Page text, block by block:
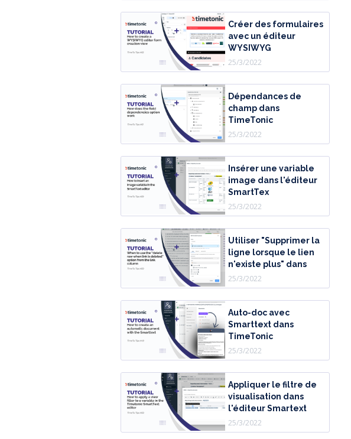
Créer des formulaires
avec un éditeur
WYSIWYG
25/3/2022
Dépendances de
champ dans
TimeTonic
25/3/2022
Insérer une variable
image dans l'éditeur
SmartTex
25/3/2022
Utiliser "Supprimer la
ligne lorsque le lien
n'existe plus" dans
25/3/2022
Auto-doc avec
Smarttext dans
TimeTonic
25/3/2022
Appliquer le filtre de
visualisation dans
l'éditeur Smartext
25/3/2022